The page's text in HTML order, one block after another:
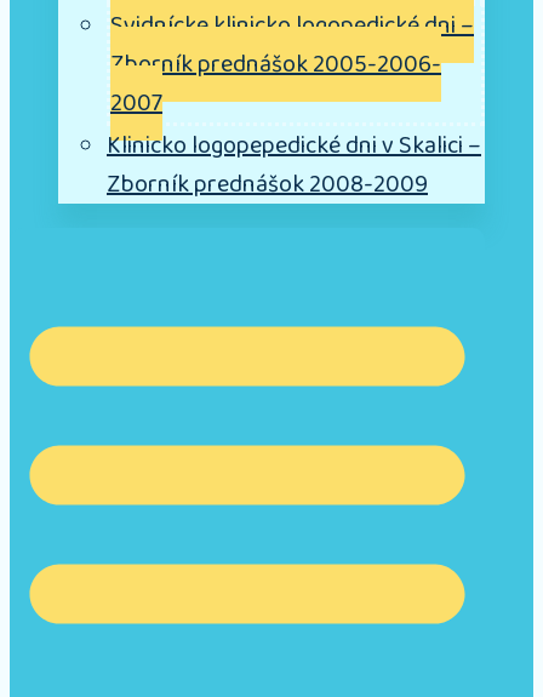
Svidnícke klinicko logopedické dni –
Zborník prednášok 2005-2006-
2007
Klinicko logopepedické dni v Skalici –
Zborník prednášok 2008-2009